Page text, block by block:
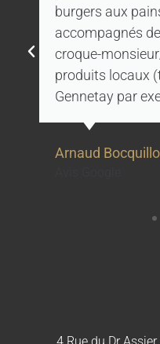
burgers aux
accompagnés
croque-
produits locaux
Gennetay par
Arnaud